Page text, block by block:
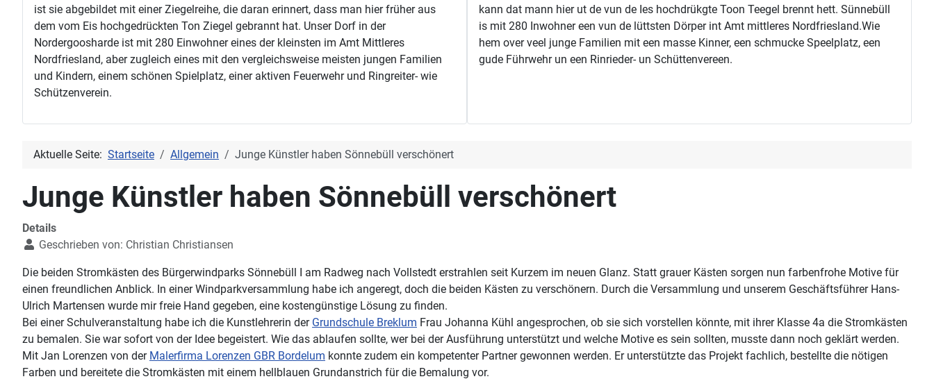
ist sie abgebildet mit einer Ziegelreihe, die daran erinnert, dass man hier früher aus
dem vom Eis hochgedrückten Ton Ziegel gebrannt hat. Unser Dorf in der
Nordergoosharde ist mit 280 Einwohner eines der kleinsten im Amt Mittleres
Nordfriesland, aber zugleich eines mit den vergleichsweise meisten jungen Familien
und Kindern, einem schönen Spielplatz, einer aktiven Feuerwehr und Ringreiter- wie
Schützenverein.
kann dat mann hier ut de vun de Ies hochdrükgte Toon Teegel brennt hett. Sünnebüll
is mit 280 Inwohner een vun de lüttsten Dörper int Amt mittleres Nordfriesland.Wie
hem over veel junge Familien mit een masse Kinner, een schmucke Speelplatz, een
gude Führwehr un een Rinrieder- un Schüttenvereen.
Aktuelle Seite: Startseite Allgemein Junge Künstler haben Sönnebüll verschönert
Junge Künstler haben Sönnebüll verschönert
Details
Geschrieben von: Christian Christiansen
Die beiden Stromkästen des Bürgerwindparks Sönnebüll I am Radweg nach Vollstedt erstrahlen seit Kurzem im neuen Glanz. Statt grauer Kästen sorgen nun farbenfrohe Motive für
einen freundlichen Anblick. In einer Windparkversammlung habe ich angeregt, doch die beiden Kästen zu verschönern. Durch die Versammlung und unserem Geschäftsführer Hans-
Ulrich Martensen wurde mir freie Hand gegeben, eine kostengünstige Lösung zu finden.
Bei einer Schulveranstaltung habe ich die Kunstlehrerin der Grundschule Breklum Frau Johanna Kühl angesprochen, ob sie sich vorstellen könnte, mit ihrer Klasse 4a die Stromkästen
zu bemalen. Sie war sofort von der Idee begeistert. Wie das ablaufen sollte, wer bei der Ausführung unterstützt und welche Motive es sein sollten, musste dann noch geklärt werden.
Mit Jan Lorenzen von der Malerfirma Lorenzen GBR Bordelum konnte zudem ein kompetenter Partner gewonnen werden. Er unterstützte das Projekt fachlich, bestellte die nötigen
Farben und bereitete die Stromkästen mit einem hellblauen Grundanstrich für die Bemalung vor.